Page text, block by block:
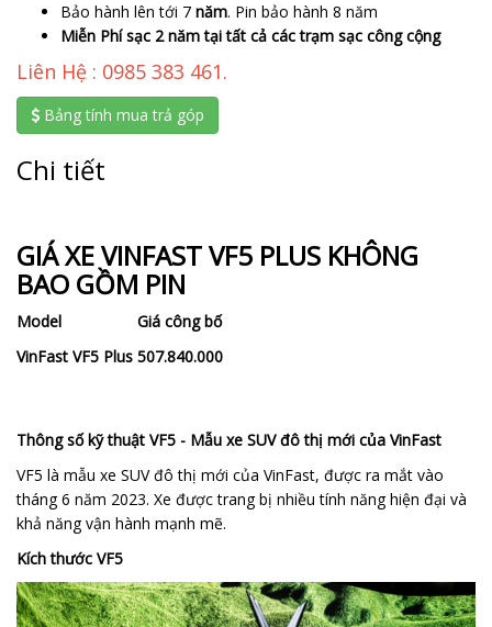
Bảo hành lên tới 7 năm. Pin bảo hành 8 năm
Miễn Phí sạc 2 năm tại tất cả các trạm sạc công cộng
Liên Hệ : 0985 383 461.
Bảng tính mua trả góp
Chi tiết
GIÁ XE VINFAST VF5 PLUS KHÔNG
BAO GỒM PIN
Model
Giá công bố
VinFast VF5 Plus 507.840.000
Thông số kỹ thuật VF5 - Mẫu xe SUV đô thị mới của VinFast
VF5 là mẫu xe SUV đô thị mới của VinFast, được ra mắt vào
tháng 6 năm 2023. Xe được trang bị nhiều tính năng hiện đại và
khả năng vận hành mạnh mẽ.
Kích thước VF5